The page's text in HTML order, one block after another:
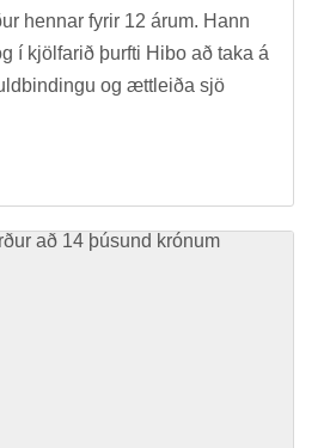
henn­ar fyr­ir 12 árum. Hann
í kjöl­far­ið þurfti Hibo að taka á
og ætt­leiða sjö